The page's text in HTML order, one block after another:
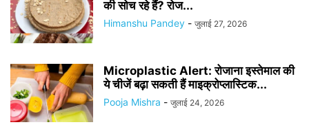
की सोच रहे हैं? रोज...
Himanshu Pandey - जुलाई 27, 2026
Microplastic Alert: रोजाना इस्तेमाल की
ये चीजें बढ़ा सकती हैं माइक्रोप्लास्टिक...
Pooja Mishra - जुलाई 24, 2026